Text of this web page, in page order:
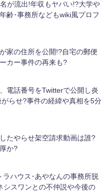
が流出!年収もヤバい!?大学や
齢･事務所などもwiki風プロフ
家の住所を公開!?自宅の郵便
カー事件の再来も?
電話番号をTwitterで公開し炎
がらせ?事件の経緯や真相を5分
たやらせ架空請求動画は誰?
か?
ラハウス･あやなんの事務所脱
シスワンとの不仲説や今後の